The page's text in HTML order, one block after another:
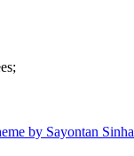
by Sayontan Sinha